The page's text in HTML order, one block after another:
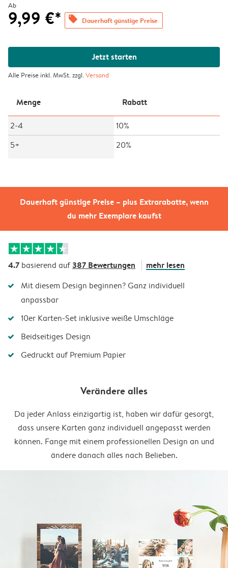
Dauerhaft günstige Preise – plus Extrarabatte, wenn
du mehr Exemplare kaufst
Ab
9,99 €* offers Dauerhaft günstige Preise
Jetzt starten
Alle Preise inkl. MwSt. zzgl.Versand
Menge Rabatt
2-4
10%
5+
20%
4.7 basierend auf387 Bewertungen mehr lesen
Mit diesem Design beginnen? Ganz individuell
anpassbar
10er Karten-Set inklusive weiße Umschläge
Beidseitiges Design
Gedruckt auf Premium Papier
Verändere alles
Da jeder Anlass einzigartig ist, haben wir dafür gesorgt,
dass unsere Karten ganz individuell angepasst werden
können. Fange mit einem professionellen Design an und
ändere danach alles nach Belieben.